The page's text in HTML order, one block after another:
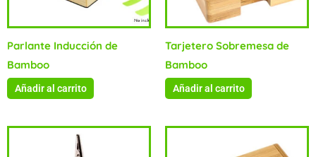
Parlante Inducción de
Bamboo
Añadir al carrito
Tarjetero Sobremesa de
Bamboo
Añadir al carrito